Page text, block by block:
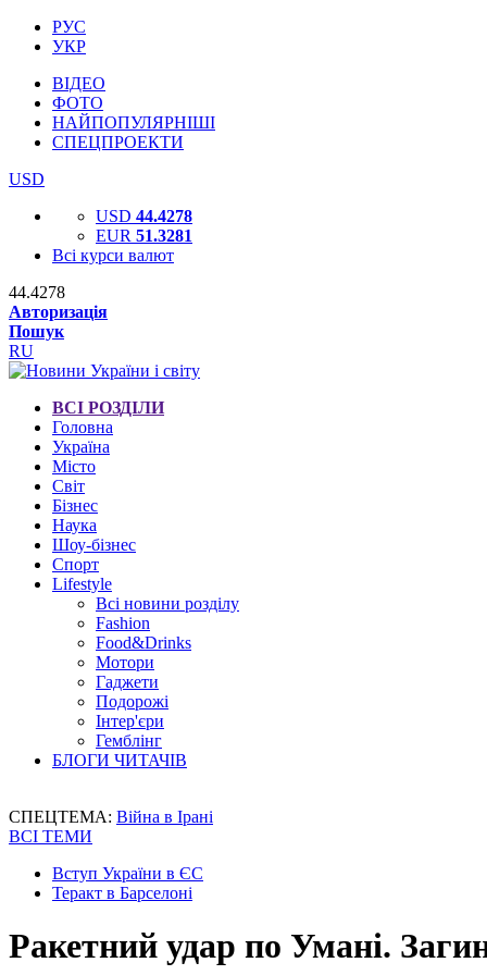
РУС
УКР
ВІДЕО
ФОТО
НАЙПОПУЛЯРНІШІ
СПЕЦПРОЕКТИ
USD
USD 44.4278
EUR 51.3281
Всі курси валют
44.4278
Авторизація
Пошук
RU
ВСІ РОЗДІЛИ
Головна
Україна
Місто
Світ
Бізнес
Наука
Шоу-бізнес
Спорт
Lifestyle
Всі новини розділу
Fashion
Food&Drinks
Мотори
Гаджети
Подорожі
Інтер'єри
Гемблінг
БЛОГИ ЧИТАЧІВ
СПЕЦТЕМА: Війна в Ірані
ВСІ ТЕМИ
Вступ України в ЄС
Теракт в Барселоні
Ракетний удар по Умані.